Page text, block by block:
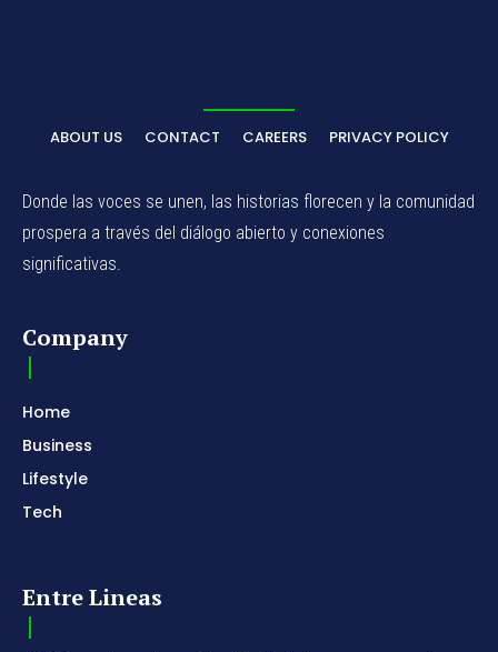
ABOUT US CONTACT CAREERS PRIVACY POLICY
Donde las voces se unen, las historias florecen y la comunidad
prospera a través del diálogo abierto y conexiones
significativas.
Company
Home
Business
Lifestyle
Tech
Entre Lineas